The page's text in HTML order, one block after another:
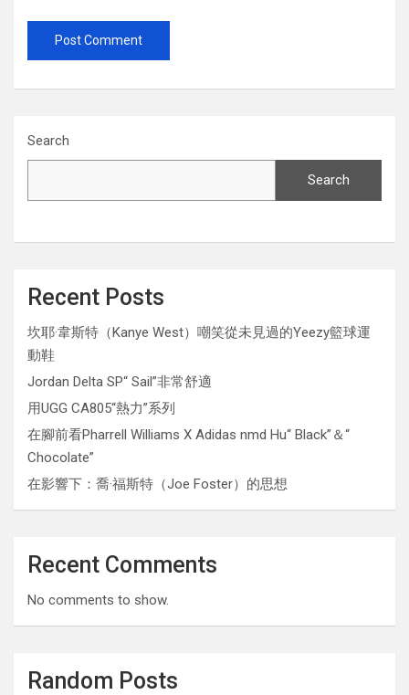
Search
Search
Recent Posts
坎耶·韋斯特（Kanye West）嘲笑從未見過的Yeezy籃球運
動鞋
Jordan Delta SP“ Sail”非常舒適
用UGG CA805“熱力”系列
在腳前看Pharrell Williams X Adidas nmd Hu“ Black”＆“
Chocolate”
在影響下：喬·福斯特（Joe Foster）的思想
Recent Comments
No comments to show.
Random Posts